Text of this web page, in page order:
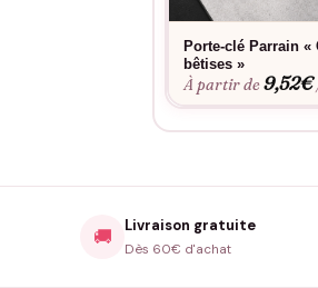
Porte-clé Parrain «
bêtises »
À partir de9,52€
🚚 Livraison gratuite
Dès 60€ d'achat